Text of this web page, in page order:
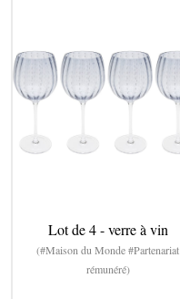
Lot de 4 - verre à vin
(#Maison du Monde #Partenariat
rémunéré)